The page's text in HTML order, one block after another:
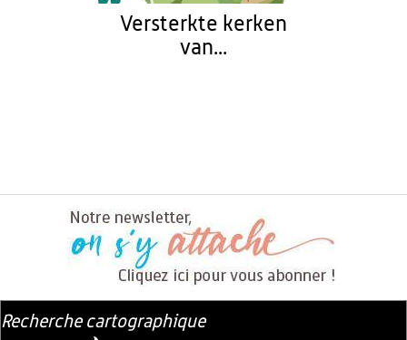
Versterkte kerken
van...
Recherche cartographique